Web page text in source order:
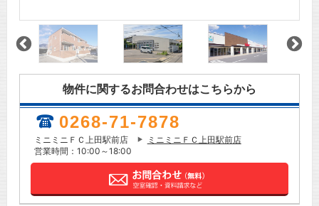
物件に関するお問合わせはこちらから
0268-71-7878
ミニミニＦＣ上田駅前店
ミニミニＦＣ上田駅前店
営業時間：10:00～18:00